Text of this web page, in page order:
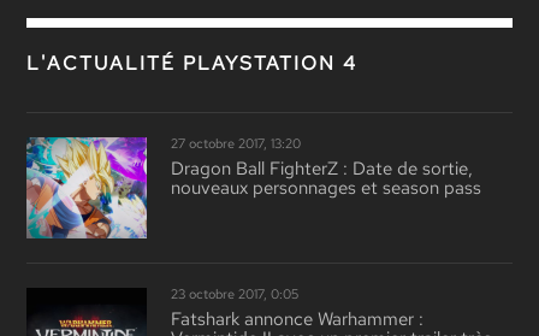
L'ACTUALITÉ PLAYSTATION 4
27 octobre 2017, 13:20
Dragon Ball FighterZ : Date de sortie,
nouveaux personnages et season pass
23 octobre 2017, 0:05
Fatshark annonce Warhammer :